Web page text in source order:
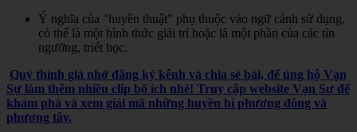
Ý nghĩa của "huyền thuật" phụ thuộc vào ngữ cảnh sử dụng,
có thể là một hình thức giải trí hoặc là một phần của các tín
ngưỡng, triết học.
Quý thính giả nhớ đăng ký kênh và chia sẻ bài, để ủng hộ Vạn
Sự làm thêm nhiều clip bổ ích nhé! Truy cập website Vạn Sự để
khám phá và xem giải mã những huyền bí phương đông và
phương tây.